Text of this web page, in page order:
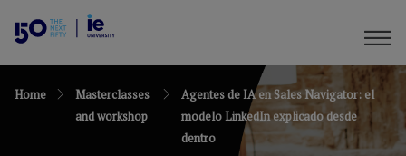
Home
Masterclasses
and workshop
Agentes de IA en Sales Navigator: el
modelo LinkedIn explicado desde
dentro